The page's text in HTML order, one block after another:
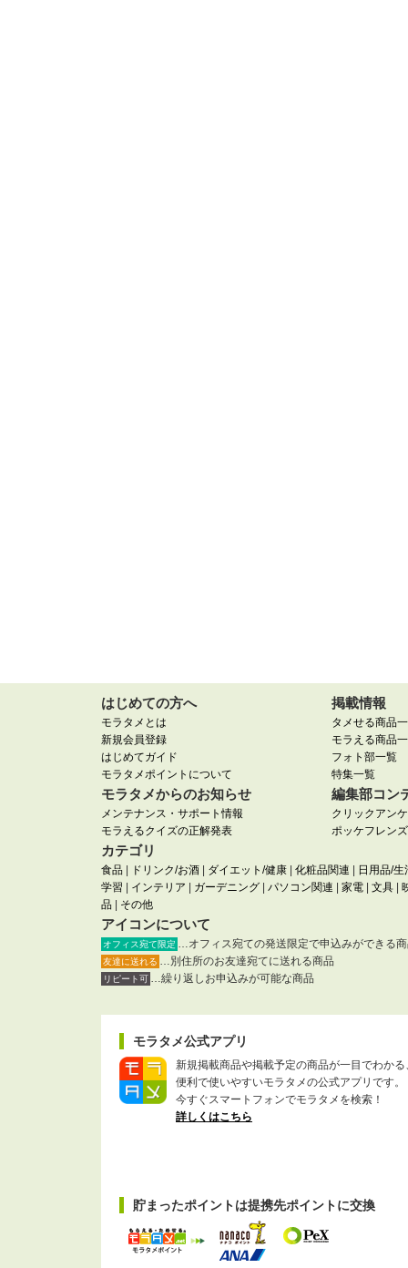
はじめての方へ
モラタメとは
新規会員登録
はじめてガイド
モラタメポイントについて
掲載情報
タメせる商品
モラえる商品
フォト部一覧
特集一覧
モラタメからのお知らせ
メンテナンス・サポート情報
モラえるクイズの正解発表
編集部コン
クリックアン
ポッケフレンズ
カテゴリ
食品 ドリンク/お酒 ダイエット/健康 化粧品関連
日用品/生
学習
インテリア ガーデニング パソコン関連 家電 文具
品
その他
アイコンについて
オフィス宛て限定 …オフィス宛ての発送限定で申込みができる
友達に送れる …別住所のお友達宛てに送れる商品
リピート可 …繰り返しお申込みが可能な商品
モラタメ公式アプリ
新規掲載商品や掲載予定の商品が一目でわかる
便利で使いやすいモラタメの公式アプリです。
今すぐスマートフォンでモラタメを検索！
詳しくはこちら
貯まったポイントは提携先ポイントに交換